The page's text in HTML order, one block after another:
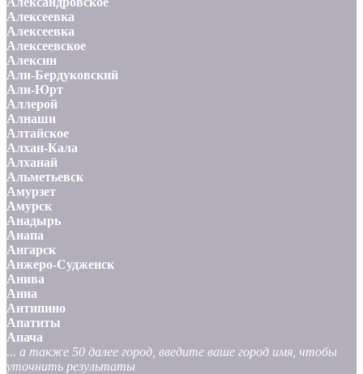
Алексеевка
Алексеевка
Алексеевское
Алексин
Али-Бердуковский
Али-Юрт
Аллерой
Алнаши
Алтайское
Алхан-Кала
Алханай
Альметьевск
Амурзет
Амурск
Анадырь
Анапа
Ангарск
Анжеро-Судженск
Анива
Анна
Антипино
Апатиты
Апача
... а также 50 далее город, введите ваше город имя, чтобы
уточнить результаты